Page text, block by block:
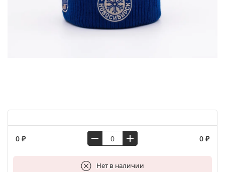
0 ₽ 0 ₽
Нет в наличии
В корзину